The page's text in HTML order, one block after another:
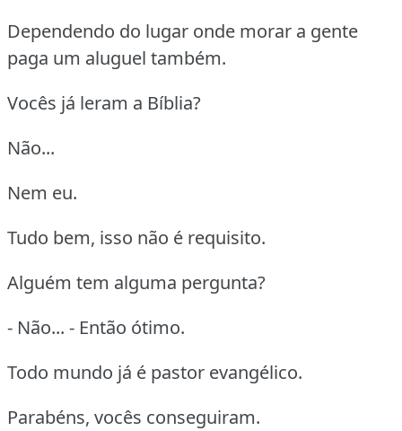
Dependendo do lugar onde morar a gente
paga um aluguel também.
Vocês já leram a Bíblia?
Não...
Nem eu.
Tudo bem, isso não é requisito.
Alguém tem alguma pergunta?
- Não... - Então ótimo.
Todo mundo já é pastor evangélico.
Parabéns, vocês conseguiram.